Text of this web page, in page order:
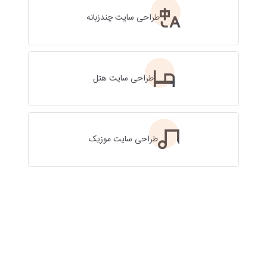
طراحی سایت چندزبانه
طراحی سایت هتل
طراحی سایت موزیک